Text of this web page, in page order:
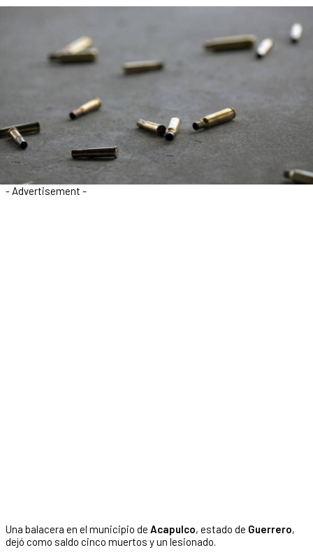
- Advertisement -
Una balacera en el municipio de Acapulco, estado de Guerrero,
dejó como saldo cinco muertos y un lesionado.